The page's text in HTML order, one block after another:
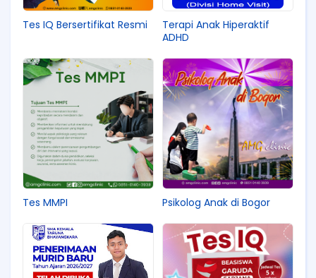
Tes IQ Bersertifikat Resmi
Terapi Anak Hiperaktif
ADHD
Tes MMPI Psikolog Anak di Bogor